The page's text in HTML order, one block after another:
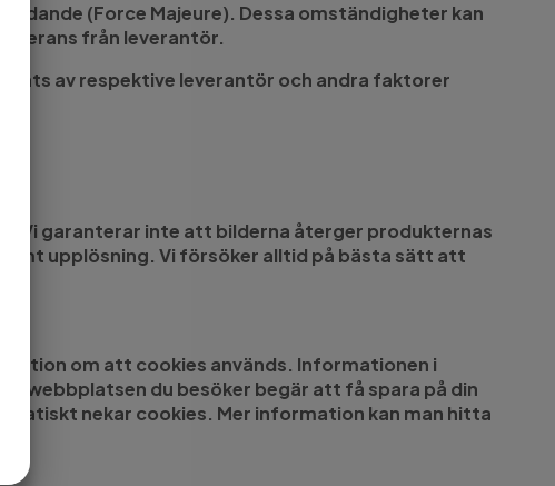
(Force Majeure). Dessa omständigheter kan
från leverantör.
av respektive leverantör och andra faktorer
Vi garanterar inte att bilderna återger produkternas
upplösning. Vi försöker alltid på bästa sätt att
om att cookies används. Informationen i
webbplatsen du besöker begär att få spara på din
nekar cookies. Mer information kan man hitta